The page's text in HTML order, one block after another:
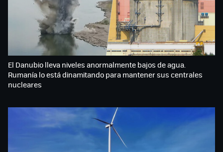
El Danubio lleva niveles anormalmente bajos de agua.
Rumanía lo está dinamitando para mantener sus centrales
nucleares